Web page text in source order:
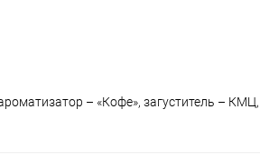
– «Кофе», загуститель – КМЦ,